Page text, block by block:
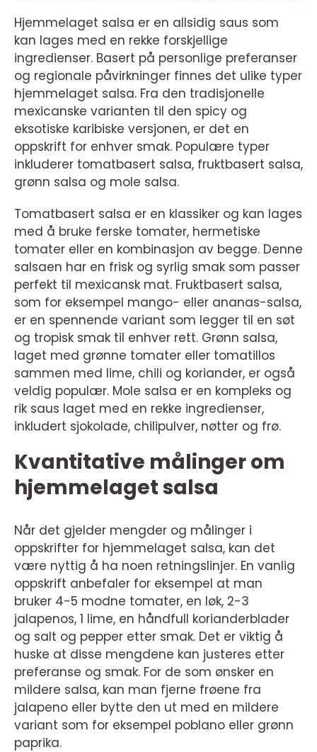
Hjemmelaget salsa er en allsidig saus som
kan lages med en rekke forskjellige
ingredienser. Basert på personlige preferanser
og regionale påvirkninger finnes det ulike typer
hjemmelaget salsa. Fra den tradisjonelle
mexicanske varianten til den spicy og
eksotiske karibiske versjonen, er det en
oppskrift for enhver smak. Populære typer
inkluderer tomatbasert salsa, fruktbasert salsa,
grønn salsa og mole salsa.
Tomatbasert salsa er en klassiker og kan lages
med å bruke ferske tomater, hermetiske
tomater eller en kombinasjon av begge. Denne
salsaen har en frisk og syrlig smak som passer
perfekt til mexicansk mat. Fruktbasert salsa,
som for eksempel mango- eller ananas-salsa,
er en spennende variant som legger til en søt
og tropisk smak til enhver rett. Grønn salsa,
laget med grønne tomater eller tomatillos
sammen med lime, chili og koriander, er også
veldig populær. Mole salsa er en kompleks og
rik saus laget med en rekke ingredienser,
inkludert sjokolade, chilipulver, nøtter og frø.
Kvantitative målinger om
hjemmelaget salsa
Når det gjelder mengder og målinger i
oppskrifter for hjemmelaget salsa, kan det
være nyttig å ha noen retningslinjer. En vanlig
oppskrift anbefaler for eksempel at man
bruker 4-5 modne tomater, en løk, 2-3
jalapenos, 1 lime, en håndfull korianderblader
og salt og pepper etter smak. Det er viktig å
huske at disse mengdene kan justeres etter
preferanse og smak. For de som ønsker en
mildere salsa, kan man fjerne frøene fra
jalapeno eller bytte den ut med en mildere
variant som for eksempel poblano eller grønn
paprika.